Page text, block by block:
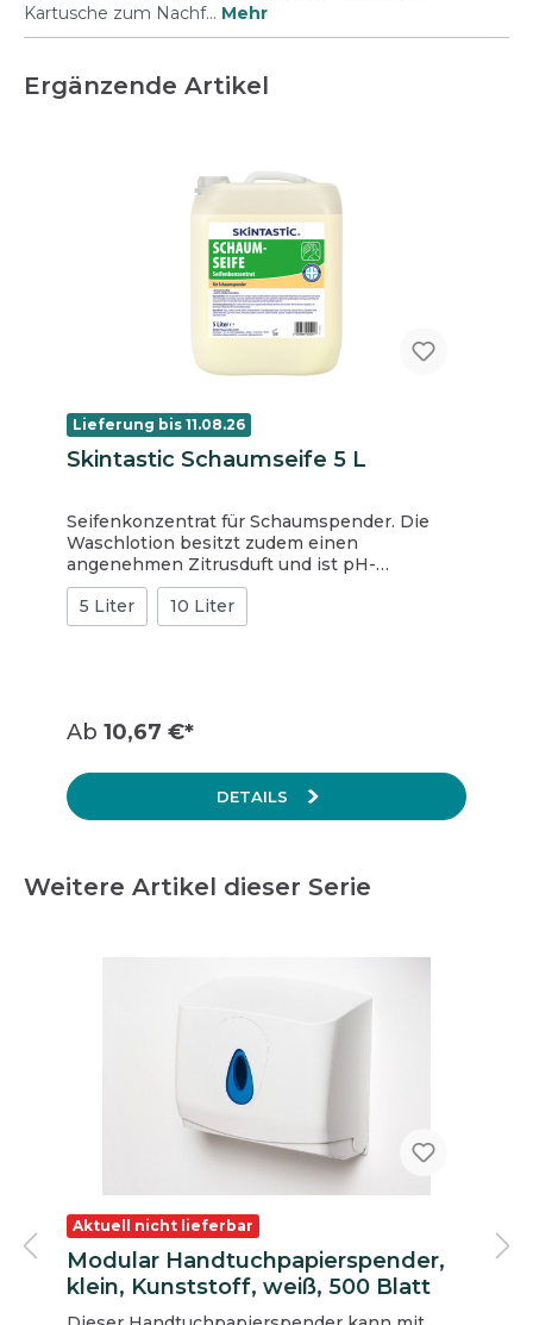
Kartusche zum Nachf… Mehr
Ergänzende Artikel
Lieferung bis 11.08.26
Skintastic Schaumseife 5 L
Seifenkonzentrat für Schaumspender. Die
Waschlotion besitzt zudem einen
angenehmen Zitrusduft und ist pH-
hautneutral eingestellt. Sie ist dermatologisch
getestet.
5 Liter 10 Liter
Ab 10,67 €*
DETAILS
Weitere Artikel dieser Serie
Aktuell nicht lieferbar
Modular Handtuchpapierspender,
klein, Kunststoff, weiß, 500 Blatt